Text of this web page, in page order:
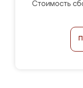
Стоимость